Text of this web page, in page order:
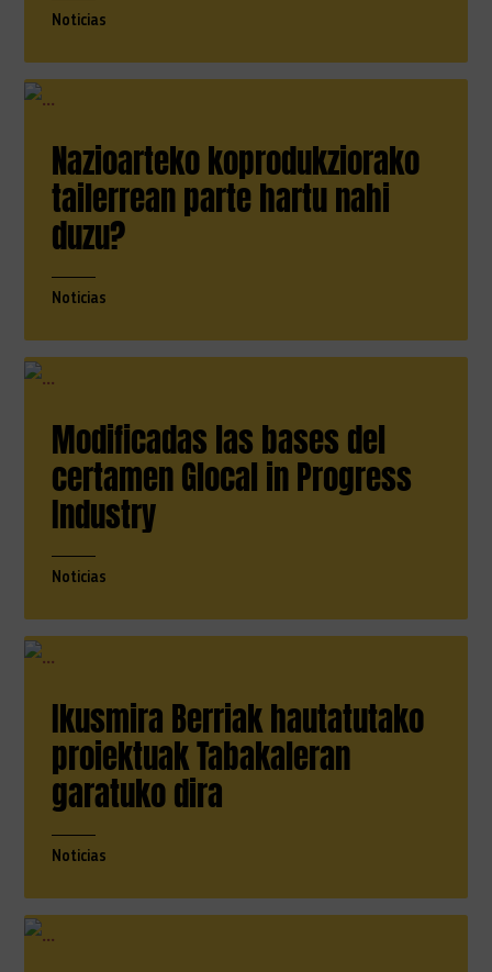
Noticias
Nazioarteko koprodukziorako
tailerrean parte hartu nahi
duzu?
Noticias
Modificadas las bases del
certamen Glocal in Progress
Industry
Noticias
Ikusmira Berriak hautatutako
proiektuak Tabakaleran
garatuko dira
Noticias